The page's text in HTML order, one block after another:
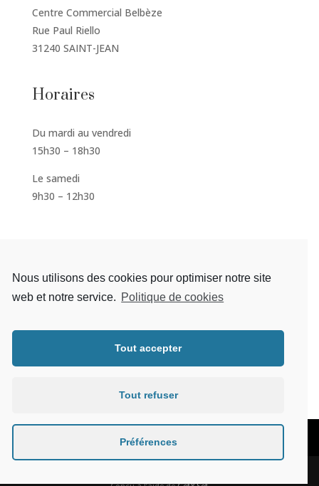
Centre Commercial Belbèze
Rue Paul Riello
31240 SAINT-JEAN
Horaires
Du mardi au vendredi
15h30 – 18h30
Le samedi
9h30 – 12h30
Nous utilisons des cookies pour optimiser notre site
web et notre service. Politique de cookies
Tout accepter
Tout refuser
Préférences